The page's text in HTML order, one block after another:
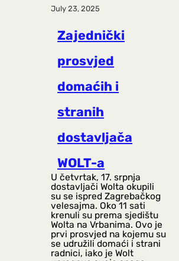
July 23, 2025
Zajednički
prosvjed
domaćih i
stranih
dostavljača
WOLT-a
U četvrtak, 17. srpnja
dostavljači Wolta okupili
su se ispred Zagrebačkog
velesajma. Oko 11 sati
krenuli su prema sjedištu
Wolta na Vrbanima. Ovo je
prvi prosvjed na kojemu su
se udružili domaći i strani
radnici, iako je Wolt